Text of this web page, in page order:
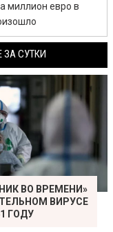
миллион евро в
ЗА СУТКИ
ВО ВРЕМЕНИ»
ВИРУСЕ
ГОДУ